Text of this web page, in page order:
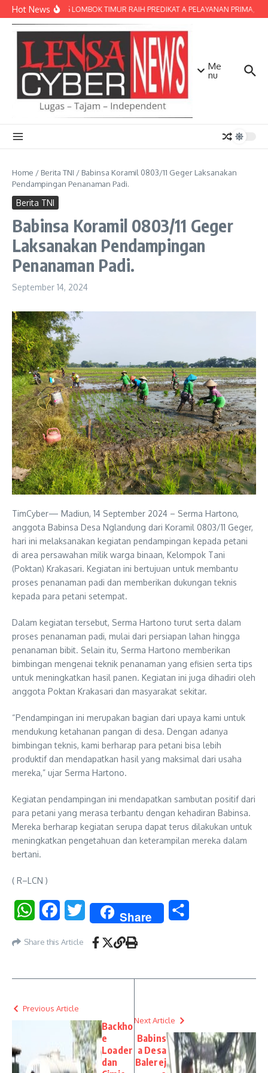
Lewati ke konten
Hot NewsPOLRES LOMBOK TIMUR RAIH PREDIKAT A PELAYANAN PRIMA,
Me
nu
Home / Berita TNI / Babinsa Koramil 0803/11 Geger Laksanakan
Pendampingan Penanaman Padi.
Berita TNI
Babinsa Koramil 0803/11 Geger
Laksanakan Pendampingan
Penanaman Padi.
September 14, 2024
TimCyber— Madiun, 14 September 2024 – Serma Hartono,
anggota Babinsa Desa Nglandung dari Koramil 0803/11 Geger,
hari ini melaksanakan kegiatan pendampingan kepada petani
di area persawahan milik warga binaan, Kelompok Tani
(Poktan) Krakasari. Kegiatan ini bertujuan untuk membantu
proses penanaman padi dan memberikan dukungan teknis
kepada para petani setempat.
Dalam kegiatan tersebut, Serma Hartono turut serta dalam
proses penanaman padi, mulai dari persiapan lahan hingga
penanaman bibit. Selain itu, Serma Hartono memberikan
bimbingan mengenai teknik penanaman yang efisien serta tips
untuk meningkatkan hasil panen. Kegiatan ini juga dihadiri oleh
anggota Poktan Krakasari dan masyarakat sekitar.
“Pendampingan ini merupakan bagian dari upaya kami untuk
mendukung ketahanan pangan di desa. Dengan adanya
bimbingan teknis, kami berharap para petani bisa lebih
produktif dan mendapatkan hasil yang maksimal dari usaha
mereka,” ujar Serma Hartono.
Kegiatan pendampingan ini mendapatkan sambutan positif dari
para petani yang merasa terbantu dengan kehadiran Babinsa.
Mereka berharap kegiatan serupa dapat terus dilakukan untuk
meningkatkan pengetahuan dan keterampilan mereka dalam
bertani.
( R–LCN )
WhatsAppFacebookTwitter Share
Share this Article
Previous Article
Backho
e
Loader
dan
Next Article
Babins
a Desa
Balerej